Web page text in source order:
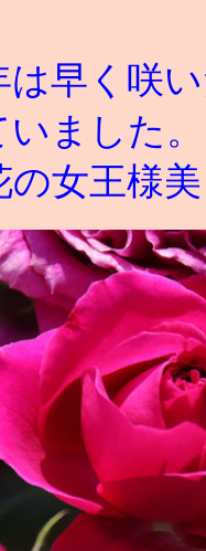
早く咲
ました。
の女王様